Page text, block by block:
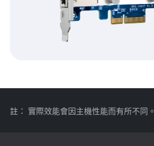
註： 實際效能會因主機性能而有所不同。